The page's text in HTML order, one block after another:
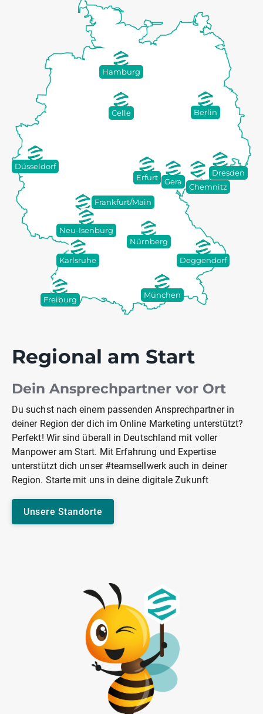
Hamburg
Berlin
Celle
Düsseldorf
Erfurt
Dresden
Chemnitz
Gera
Frankfurt/Main
Neu-Isenburg
Nürnberg
Karlsruhe
München
Freiburg
Deggendorf
Regional am Start
Dein Ansprechpartner vor Ort
Du suchst nach einem passenden Ansprechpartner in
deiner Region der dich im Online Marketing unterstützt?
Perfekt! Wir sind überall in Deutschland mit voller
Manpower am Start. Mit Erfahrung und Expertise
unterstützt dich unser #teamsellwerk auch in deiner
Region. Starte mit uns in deine digitale Zukunft
Unsere Standorte